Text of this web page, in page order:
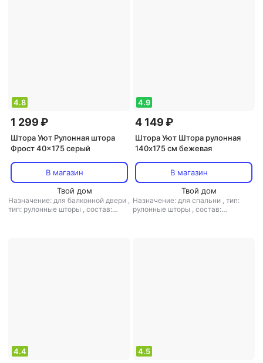
4.8
1 299 ₽
Штора Уют Рулонная штора
Фрост 40x175 серый
В магазин
Твой дом
Назначение: для балконной двери ,
тип: рулонные шторы , состав:
4.9
4 149 ₽
Штора Уют Штора рулонная
140х175 см бежевая
В магазин
Твой дом
Назначение: для спальни , тип:
рулонные шторы , состав:
4.4 4.5